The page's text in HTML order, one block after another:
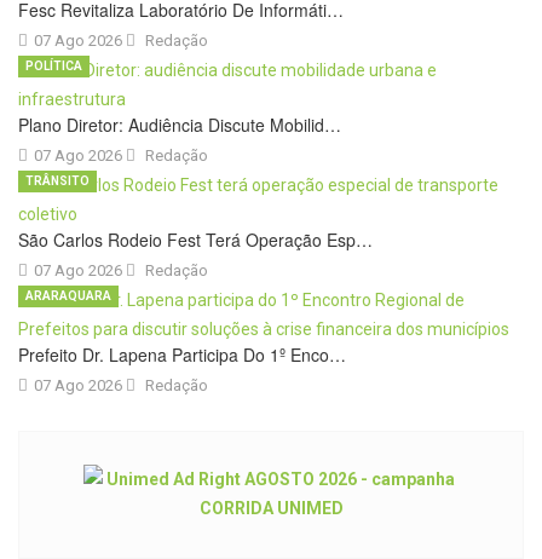
Fesc Revitaliza Laboratório De Informáti…
07 Ago 2026 Redação
Plano Diretor: Audiência Discute Mobilid…
07 Ago 2026
POLÍTICA
Redação
São Carlos Rodeio Fest Terá Operação Esp…
07 Ago 2026
TRÂNSITO
Redação
Prefeito Dr. Lapena Participa Do 1º Enco…
07 Ago 2026
ARARAQUARA
Redação